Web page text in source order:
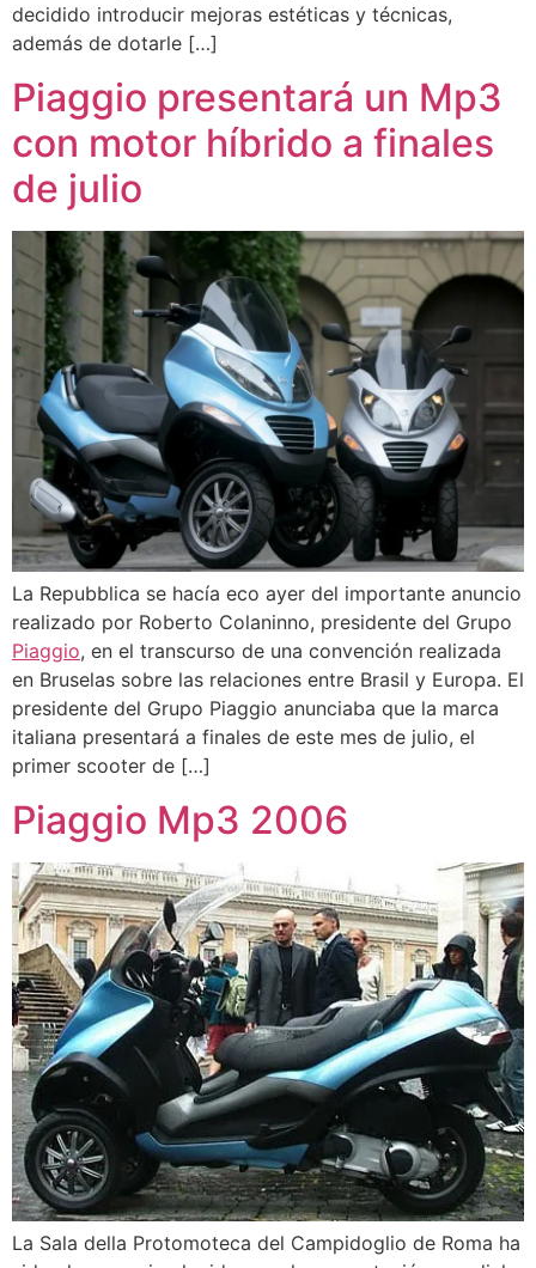
decidido introducir mejoras estéticas y técnicas,
además de dotarle […]
Piaggio presentará un Mp3
con motor híbrido a finales
de julio
La Repubblica se hacía eco ayer del importante anuncio
realizado por Roberto Colaninno, presidente del Grupo
Piaggio, en el transcurso de una convención realizada
en Bruselas sobre las relaciones entre Brasil y Europa. El
presidente del Grupo Piaggio anunciaba que la marca
italiana presentará a finales de este mes de julio, el
primer scooter de […]
Piaggio Mp3 2006
La Sala della Protomoteca del Campidoglio de Roma ha